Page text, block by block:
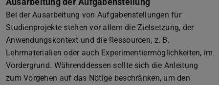
Bei der Ausarbeitung von Aufgabenstellungen für
Studienprojekte stehen vor allem die Zielsetzung, der
Anwendungskontext und die Ressourcen, z. B.
Lehrmaterialien oder auch Experimentiermöglichkeiten, im
Vordergrund. Währenddessen sollte sich die Anleitung
zum Vorgehen auf das Nötige beschränken, um den